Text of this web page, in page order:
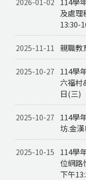
2026-01-02
及處理
13:30-
2025-11-11 親職教
2025-10-27
114學
六福村
日(三)
2025-10-27
114學
坊.金
2025-10-15
114學
位網路
下午